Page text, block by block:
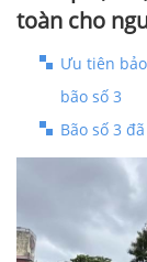
toàn cho
Ưu tiên
bão số 3
Bão số 3